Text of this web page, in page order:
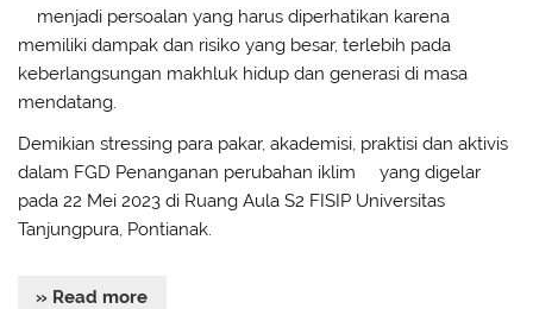
menjadi persoalan yang harus diperhatikan karena
memiliki dampak dan risiko yang besar, terlebih pada
keberlangsungan makhluk hidup dan generasi di masa
mendatang.
Demikian stressing para pakar, akademisi, praktisi dan aktivis
dalam FGD Penanganan perubahan iklim
(2)yang digelar
pada 22 Mei 2023 di Ruang Aula S2 FISIP Universitas
Tanjungpura, Pontianak.
» Read more